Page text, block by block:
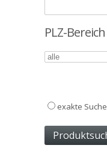
PLZ-Bereich
exakte Suche